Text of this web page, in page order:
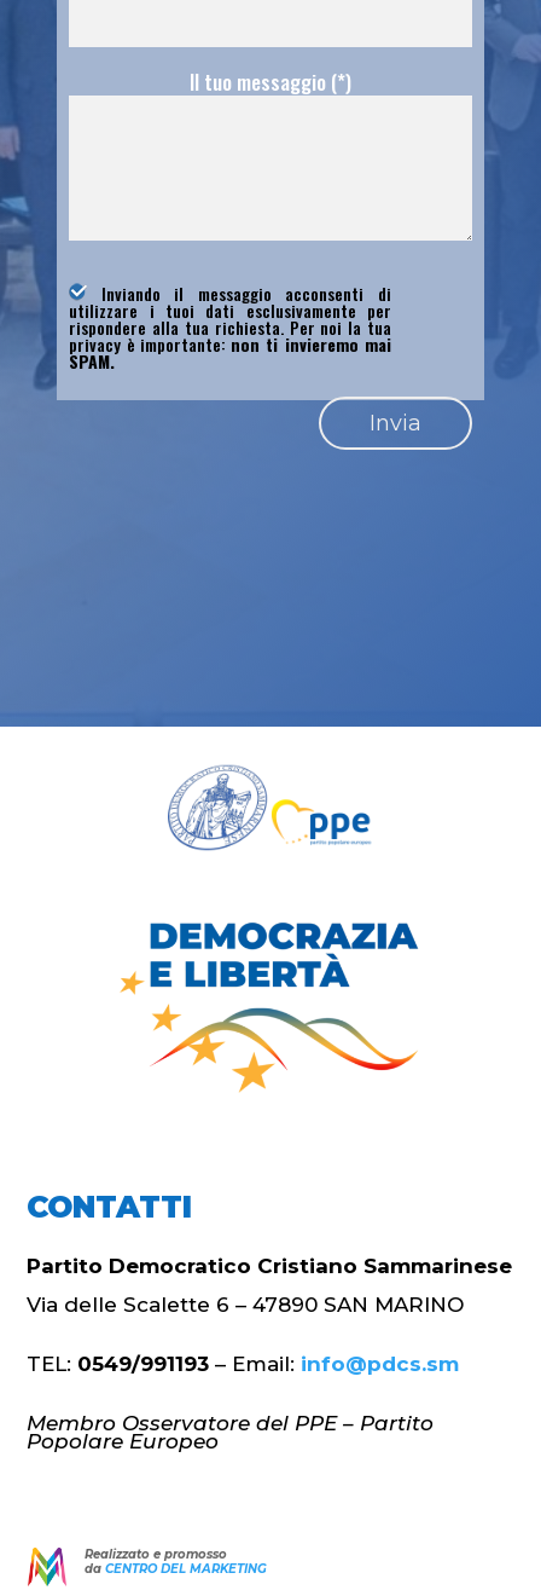
Il tuo messaggio (*)
Inviando il messaggio acconsenti di
utilizzare i tuoi dati esclusivamente per
rispondere alla tua richiesta. Per noi la tua
privacy è importante: non ti invieremo mai
SPAM.
CONTATTI
Partito Democratico Cristiano Sammarinese
Via delle Scalette 6 – 47890 SAN MARINO
TEL: 0549/991193 – Email: info@pdcs.sm
Membro Osservatore del PPE – Partito
Popolare Europeo
Realizzato e promosso
da CENTRO DEL MARKETING